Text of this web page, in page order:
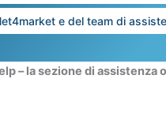
e del team di
– la sezione di assistenza